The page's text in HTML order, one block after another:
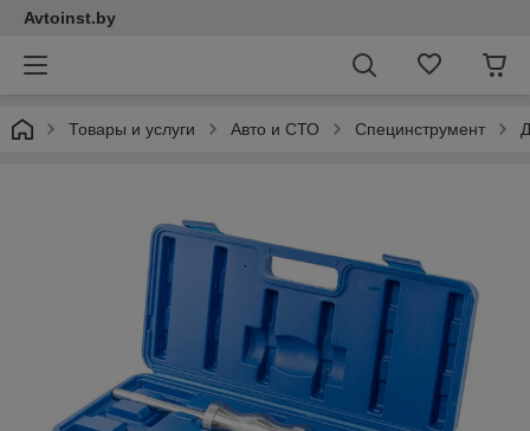
Avtoinst.by
Товары и услуги Авто и СТО Специнструмент